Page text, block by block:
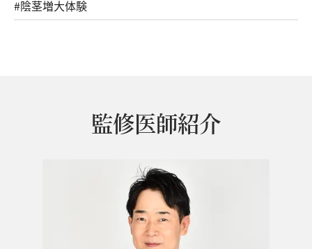
#陰茎増大体験
監修医師紹介